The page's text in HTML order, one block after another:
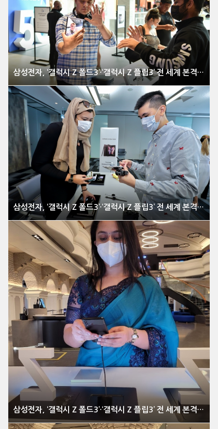
삼성전자, ‘갤럭시 Z 폴드3’·‘갤럭시 Z 플립3’ 전 세계 본격 출시
삼성전자, ‘갤럭시 Z 폴드3’·‘갤럭시 Z 플립3’ 전 세계 본격 출시
삼성전자, ‘갤럭시 Z 폴드3’·‘갤럭시 Z 플립3’ 전 세계 본격 출시